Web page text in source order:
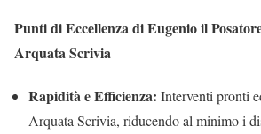
Punti di Eccellenza di Eugenio il
Arquata Scrivia
Rapidità e Efficienza: Interventi pronti
Arquata Scrivia, riducendo al minimo i